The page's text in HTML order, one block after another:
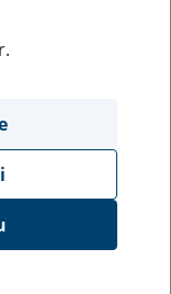
urzędu.